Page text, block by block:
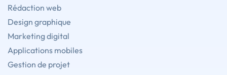
Rédaction web
Design graphique
Marketing digital
Applications mobiles
Gestion de projet